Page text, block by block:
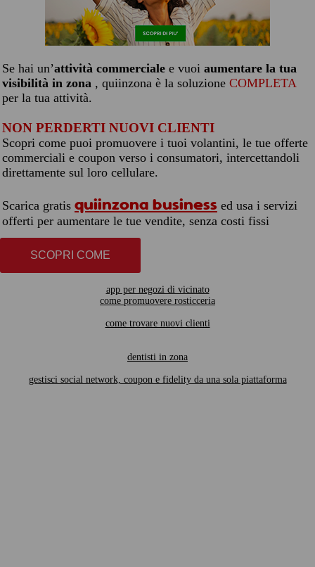
Se hai un’attività commerciale e vuoi aumentare la tua
visibilità in zona , quiinzona è la soluzione COMPLETA
per la tua attività.
NON PERDERTI NUOVI CLIENTI
Scopri come puoi promuovere i tuoi volantini, le tue offerte
commerciali e coupon verso i consumatori, intercettandoli
direttamente sul loro cellulare.
Scarica gratis quiinzona business ed usa i servizi
offerti per aumentare le tue vendite, senza costi fissi
SCOPRI COME
app per negozi di vicinato
come promuovere rosticceria
come trovare nuovi clienti
dentisti in zona
gestisci social network, coupon e fidelity da una sola piattaforma